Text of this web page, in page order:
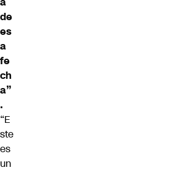
de
es
a
fe
ch
a”
.
“E
ste
es
un